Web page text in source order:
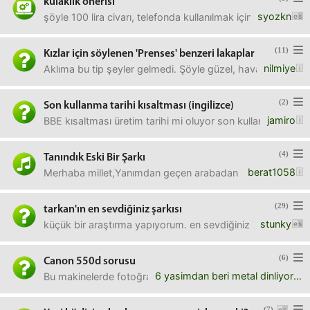
syozkn
şöyle 100 lira civarı, telefonda kullanılmak için alınacak
(11)
Kızlar için söylenen 'Prenses' benzeri lakaplar
nilmiye
Aklıma bu tip şeyler gelmedi. Şöyle güzel, havalı ya da
(2)
Son kullanma tarihi kısaltması (ingilizce)
jamiro
BBE kısaltması üretim tarihi mi oluyor son kullanma tarihi
(4)
Tanındık Eski Bir Şarkı
berat1058
Merhaba millet,Yanımdan geçen arabadan duydum, ben
(29)
tarkan'ın en sevdiğiniz şarkısı
stunky
küçük bir araştırma yapıyorum. en sevdiğiniz Tarkan
(6)
Canon 550d sorusu
6 yasimdan beri metal dinliyorum
Bu makinelerde fotoğraflara filtre yapmak mümkün